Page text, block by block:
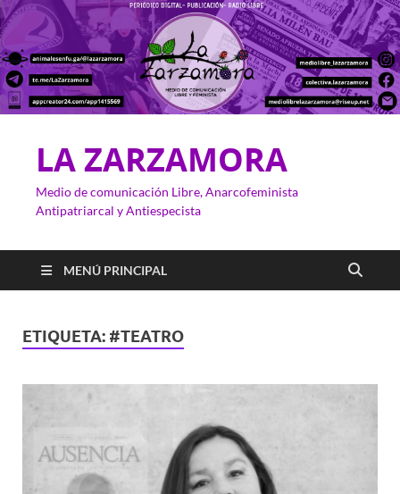
LA ZARZAMORA
Medio de comunicación Libre, Anarcofeminista
Antipatriarcal y Antiespecista
MENÚ PRINCIPAL
ETIQUETA: #TEATRO